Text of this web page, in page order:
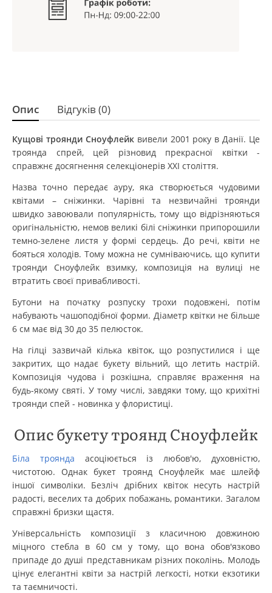
Опис Відгуків (0)
Кущові троянди Сноуфлейквивели 2001 року в Данії. Це
троянда спрей, цей різновид прекрасної квітки -
справжнє досягнення селекціонерів XXI століття.
Назва точно передає ауру, яка створюється чудовими
квітами – сніжинки. Чарівні та незвичайні троянди
швидко завоювали популярність, тому що відрізняються
оригінальністю, немов великі білі сніжинки припорошили
темно-зелене листя у формі сердець. До речі, квіти не
бояться холодів. Тому можна не сумніваючись, що купити
троянди Сноуфлейк взимку, композиція на вулиці не
втратить своєї привабливості.
Бутони на початку розпуску трохи подовжені, потім
набувають чашоподібної форми. Діаметр квітки не більше
6 см має від 30 до 35 пелюсток.
На гілці зазвичай кілька квіток, що розпустилися і ще
закритих, що надає букету вільний, що летить настрій.
Композиція чудова і розкішна, справляє враження на
будь-якому святі. У тому числі, завдяки тому, що крихітні
троянди спей - новинка у флористиці.
Опис букету троянд Сноуфлейк
Біла троянда асоціюється із любов'ю, духовністю,
чистотою. Однак букет троянд Сноуфлейк має шлейф
іншої символіки. Безліч дрібних квіток несуть настрій
радості, веселих та добрих побажань, романтики. Загалом
справжні бризки щастя.
Універсальність композиції з класичною довжиною
міцного стебла в 60 см у тому, що вона обов'язково
припаде до душі представникам різних поколінь. Молодь
цінує елегантні квіти за настрій легкості, нотки екзотики
та таємничості.